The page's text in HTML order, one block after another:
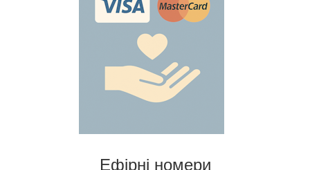
Ефірні номери